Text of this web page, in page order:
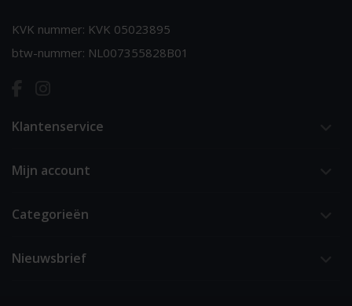
KVK nummer: KVK 05023895
btw-nummer: NL007355828B01
Klantenservice
Mijn account
Categorieën
Nieuwsbrief